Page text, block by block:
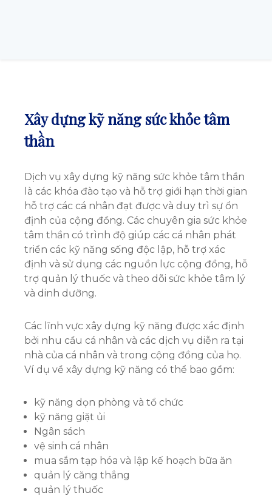
Xây dựng kỹ năng sức khỏe tâm
thần
Dịch vụ xây dựng kỹ năng sức khỏe tâm thần
là các khóa đào tạo và hỗ trợ giới hạn thời gian
hỗ trợ các cá nhân đạt được và duy trì sự ổn
định của cộng đồng. Các chuyên gia sức khỏe
tâm thần có trình độ giúp các cá nhân phát
triển các kỹ năng sống độc lập, hỗ trợ xác
định và sử dụng các nguồn lực cộng đồng, hỗ
trợ quản lý thuốc và theo dõi sức khỏe tâm lý
và dinh dưỡng.
Các lĩnh vực xây dựng kỹ năng được xác định
bởi nhu cầu cá nhân và các dịch vụ diễn ra tại
nhà của cá nhân và trong cộng đồng của họ.
Ví dụ về xây dựng kỹ năng có thể bao gồm:
kỹ năng dọn phòng và tổ chức
kỹ năng giặt ủi
Ngân sách
vệ sinh cá nhân
mua sắm tạp hóa và lập kế hoạch bữa ăn
quản lý căng thẳng
quản lý thuốc